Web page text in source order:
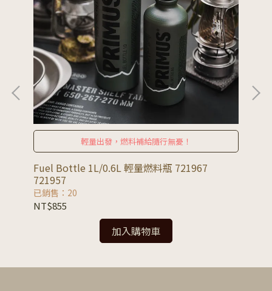
輕量出發，燃料補給隨行無憂！
Fuel Bottle 1L/0.6L 輕量燃料瓶 721967
721957
已銷售：20
NT$855
加入購物車